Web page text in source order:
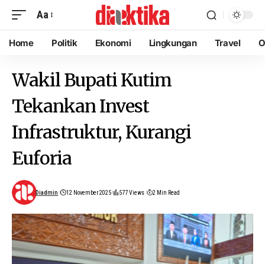
Aa
Home Politik Ekonomi Lingkungan Travel
Wakil Bupati Kutim
Tekankan Invest
Infrastruktur, Kurangi
Euforia
Diadmin 12 November 2025 577 Views 2 Min Read